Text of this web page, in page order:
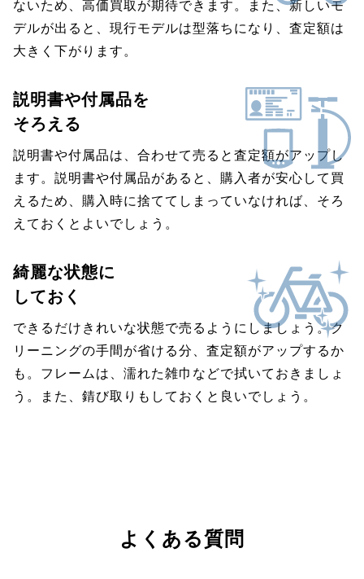
ないため、高価買取が期待できます。また、新しいモ
デルが出ると、現行モデルは型落ちになり、査定額は
大きく下がります。
説明書や付属品を
そろえる
説明書や付属品は、合わせて売ると査定額がアップし
ます。説明書や付属品があると、購入者が安心して買
えるため、購入時に捨ててしまっていなければ、そろ
えておくとよいでしょう。
綺麗な状態に
しておく
できるだけきれいな状態で売るようにしましょう。ク
リーニングの手間が省ける分、査定額がアップするか
も。フレームは、濡れた雑巾などで拭いておきましょ
う。また、錆び取りもしておくと良いでしょう。
よくある質問